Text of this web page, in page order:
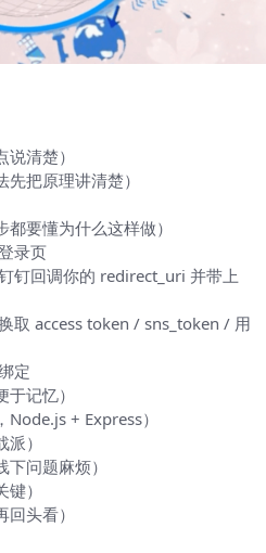
清楚）
把原理讲清楚）
要懂为什么这样做）
录页
钉回调你的 redirect_uri 并带上
取 access token / sns_token / 用
定
记忆）
+ Express）
）
问题麻烦）
）
头看）